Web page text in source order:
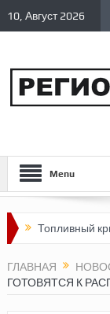
10, Август 2026
Menu
кризис в
ГЛАВНАЯ
ГОТОВЯТСЯ К